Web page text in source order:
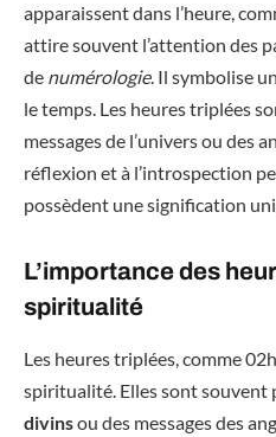
apparaissent dans l’heure,
attire souvent l’attention des
de numérologie. Il symbolise
le temps. Les heures triplées
messages de l’univers ou des
réflexion et à l’introspection
possèdent une signification
L’importance des
spiritualité
Les heures triplées, comme
spiritualité. Elles sont souvent
divinsou des messages des